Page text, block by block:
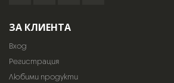
ЗА КЛИЕНТА
Вход
Регистрация
Любими продукти